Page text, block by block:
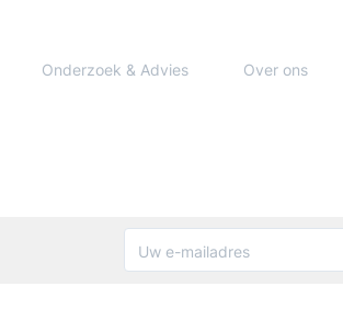
Onderzoek & Advies Over ons